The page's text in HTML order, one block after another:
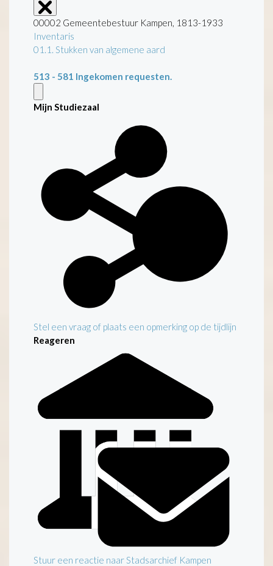
00002 Gemeentebestuur Kampen, 1813-1933
Inventaris
01.1. Stukken van algemene aard
513 - 581 Ingekomen requesten.
Mijn Studiezaal
Stel een vraag of plaats een opmerking op de tijdlijn
Reageren
Stuur een reactie naar Stadsarchief Kampen